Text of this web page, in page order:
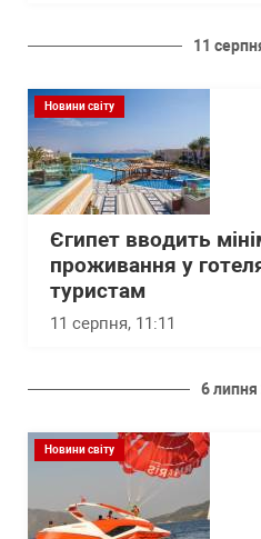
11
Новини світу
Єгипет вводить
проживання у
туристам
11 серпня, 11:11
6 липня
Новини світу